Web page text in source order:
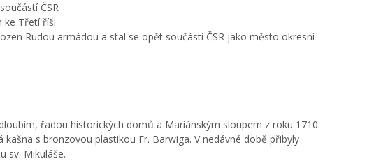
ČSR
ke Třetí říši
Rudou armádou a stal se opět součástí ČSR jako město okresní
řadou historických domů a Mariánským sloupem z roku 1710
s bronzovou plastikou Fr. Barwiga. V nedávné době přibyly
sv. Mikuláše.